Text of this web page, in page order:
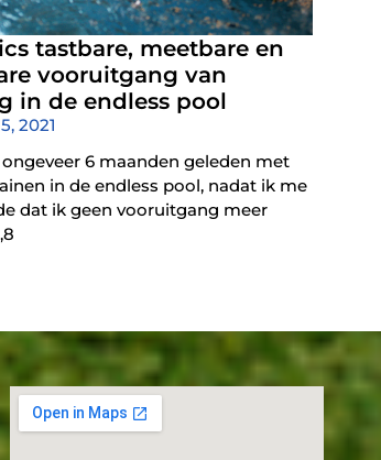
tastbare, meetbare en
vooruitgang van
in de endless pool
2021
6 maanden geleden met
in de endless pool, nadat ik me
dat ik geen vooruitgang meer